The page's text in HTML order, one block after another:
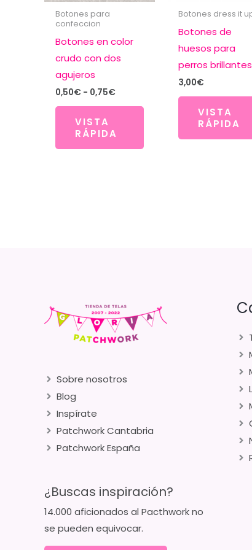
Botones para
confeccion
Botones en color
crudo con dos
agujeros
0,50€ - 0,75€
0,50€
VISTA
RÁPIDA
Botones dress it
Botones de
huesos para
perros brillantes
3,00€
VISTA
RÁPIDA
Sobre nosotros
Blog
Inspírate
Patchwork Cantabria
Patchwork España
¿Buscas inspiración?
14.000 aficionados al Pacthwork no
se pueden equivocar.